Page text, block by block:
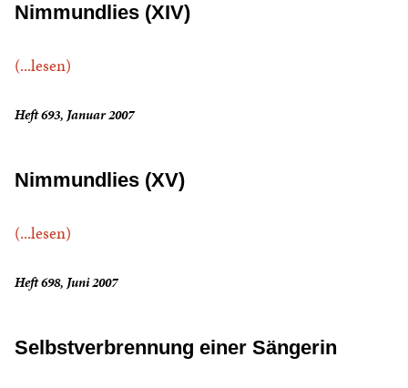
Nimmundlies (XIV)
(...lesen)
Heft 693, Januar 2007
Nimmundlies (XV)
(...lesen)
Heft 698, Juni 2007
Selbstverbrennung einer Sängerin